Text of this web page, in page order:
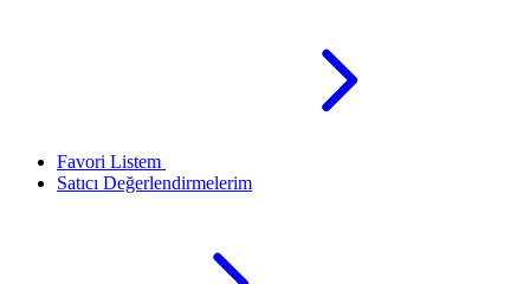
Favori Listem
Satıcı Değerlendirmelerim